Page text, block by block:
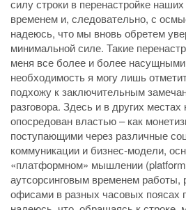
силу строки в перенастройке
временем и, следовательно, с
надеюсь, что мы вновь обретем
минимальной силе. Такие
меня все более и более
необходимость я могу лишь
подхожу к заключительным
разговора. Здесь и в других
опосредован властью – как
поступающими через различные
коммуникации и бизнес-модели,
«платформном» мышлении
аутсорсинговым временем работы,
офисами в разных часовых поясах